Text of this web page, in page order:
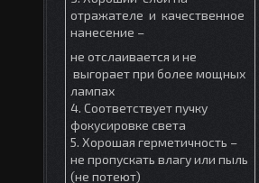
отражателе и качественное
нанесение –
не отслаивается и не
выгорает при более мощных
лампах
4. Соответствует пучку
фокусировке света
5. Хорошая герметичность –
не пропускать влагу или пыль
(не потеют)